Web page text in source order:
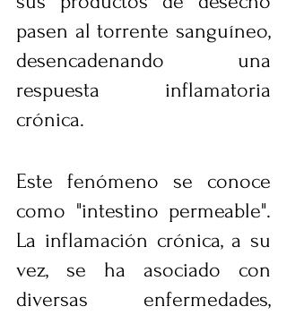
pasen al torrente sanguíneo,
desencadenando una
respuesta inflamatoria
crónica.
Este fenómeno se conoce
como "intestino permeable".
La inflamación crónica, a su
vez, se ha asociado con
diversas enfermedades,